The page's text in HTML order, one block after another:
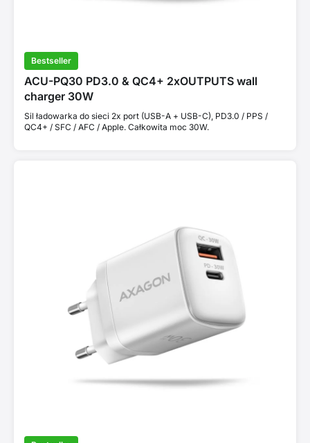
Bestseller
ACU-PQ30 PD3.0 & QC4+ 2xOUTPUTS wall
charger 30W
Sil ładowarka do sieci 2x port (USB-A + USB-C), PD3.0 / PPS /
QC4+ / SFC / AFC / Apple. Całkowita moc 30W.